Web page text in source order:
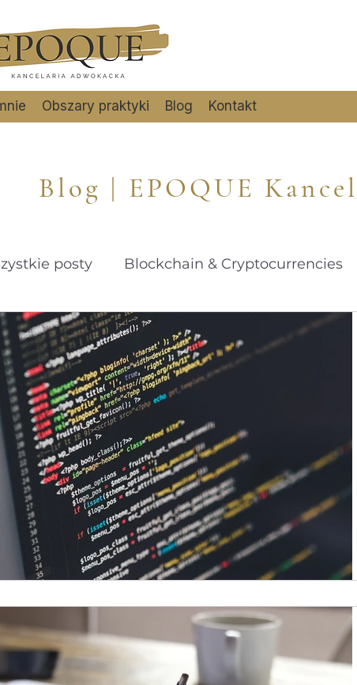
Obszary praktyki Blog Kontakt
Blog | EPOQUE
posty Blockchain & Cryptocurrencies
Copyright Civil law Cyberbezpieczeństwo
Cyberprzestępczość Cyberfeminizm
Czasopismo Cyberprawo Judyty Data
Gaming law GENERAL Industrial designs
Patenty Ogólne Ochrona danych
Prawa konsumenta Prawo gier